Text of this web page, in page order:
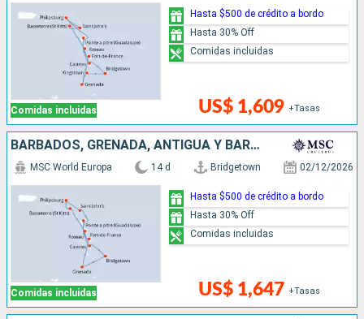
Comidas incluidas US$ 1,609 +Tasas
Hasta $500 de crédito a bordo
Hasta 30% Off
Comidas incluidas
BARBADOS, GRENADA, ANTIGUA Y BARBUDA, SAN MARTÍN, DOMINICA, SANTA LUCIA
Comidas incluidas
MSC World Europa 14 d Bridgetown 02/12/2026
US$ 1,647 +Tasas
Hasta $500 de crédito a bordo
Hasta 30% Off
Comidas incluidas